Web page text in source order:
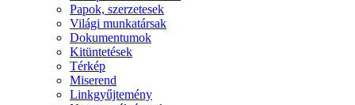
Papok, szerzetesek
Világi munkatársak
Dokumentumok
Kitüntetések
Térkép
Miserend
Linkgyűjtemény